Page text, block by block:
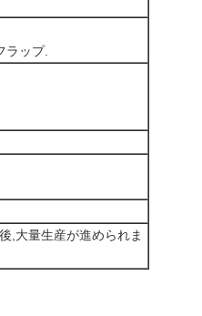
ラップ.
,大量生産が進められま